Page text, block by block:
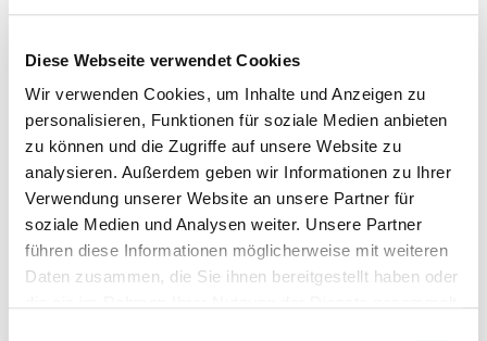
Diese Webseite verwendet Cookies
Wir verwenden Cookies, um Inhalte und Anzeigen zu
personalisieren, Funktionen für soziale Medien anbieten
zu können und die Zugriffe auf unsere Website zu
analysieren. Außerdem geben wir Informationen zu Ihrer
Verwendung unserer Website an unsere Partner für
soziale Medien und Analysen weiter. Unsere Partner
führen diese Informationen möglicherweise mit weiteren
Daten zusammen, die Sie ihnen bereitgestellt haben oder
Gemälde, Skulpturen oder Fotoarbeiten.
Öffnungszeiten
Mi, Sa und So von 15–18 Uhr und nach Vereinbarung
Das Badehaus im Alten Kurpark
Das Badehaus wurde 1870/71 auf Betreiben von Dr.